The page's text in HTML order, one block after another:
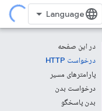
در این صفحه
درخواست HTTP
پارامترهای مسیر
درخواست بدن
بدن پاسخگو